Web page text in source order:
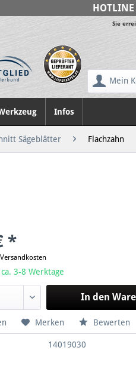
HOTLINE
Sie
Mein
Infos
Sägeblätter Flachzahn
*
3-8 Werktage
In den
Merken Bewerten
14019030